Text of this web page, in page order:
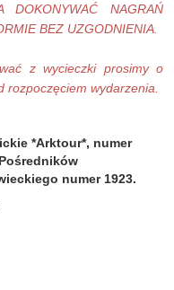
DOKONYWAĆ NAGRAŃ
BEZ UZGODNIENIA.
z wycieczki prosimy o
wydarzenia.
*Arktour*, numer
numer 1923.